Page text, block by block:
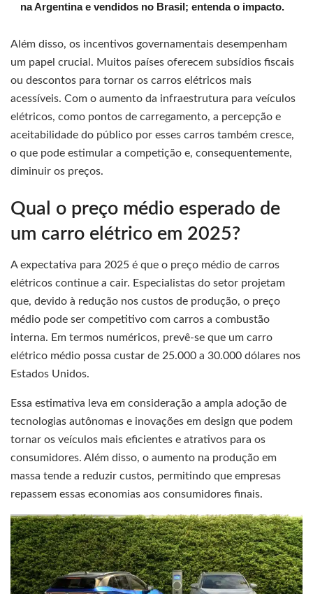
na Argentina e vendidos no Brasil; entenda o impacto.
Além disso, os incentivos governamentais desempenham
um papel crucial. Muitos países oferecem subsídios fiscais
ou descontos para tornar os carros elétricos mais
acessíveis. Com o aumento da infraestrutura para veículos
elétricos, como pontos de carregamento, a percepção e
aceitabilidade do público por esses carros também cresce,
o que pode estimular a competição e, consequentemente,
diminuir os preços.
Qual o preço médio esperado de
um carro elétrico em 2025?
A expectativa para 2025 é que o preço médio de carros
elétricos continue a cair. Especialistas do setor projetam
que, devido à redução nos custos de produção, o preço
médio pode ser competitivo com carros a combustão
interna. Em termos numéricos, prevê-se que um carro
elétrico médio possa custar de 25.000 a 30.000 dólares nos
Estados Unidos.
Essa estimativa leva em consideração a ampla adoção de
tecnologias autônomas e inovações em design que podem
tornar os veículos mais eficientes e atrativos para os
consumidores. Além disso, o aumento na produção em
massa tende a reduzir custos, permitindo que empresas
repassem essas economias aos consumidores finais.